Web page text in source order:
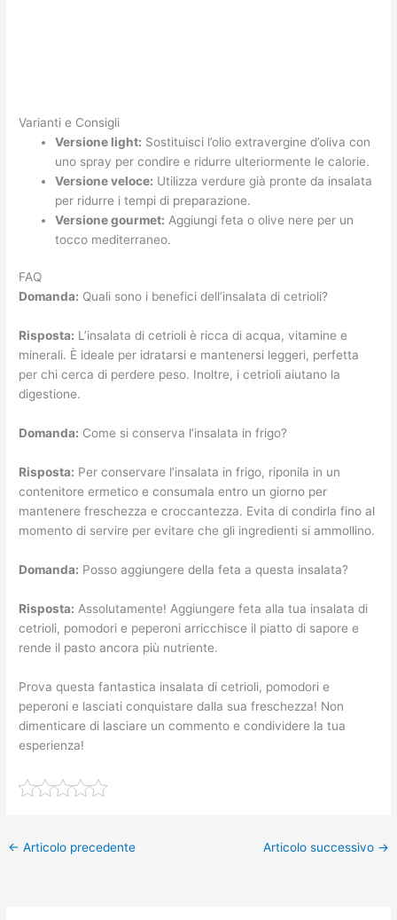
Varianti e Consigli
Versione light: Sostituisci l’olio extravergine d’oliva con
uno spray per condire e ridurre ulteriormente le calorie.
Versione veloce: Utilizza verdure già pronte da insalata
per ridurre i tempi di preparazione.
Versione gourmet: Aggiungi feta o olive nere per un
tocco mediterraneo.
FAQ
Domanda: Quali sono i benefici dell’insalata di cetrioli?
Risposta: L’insalata di cetrioli è ricca di acqua, vitamine e
minerali. È ideale per idratarsi e mantenersi leggeri, perfetta
per chi cerca di perdere peso. Inoltre, i cetrioli aiutano la
digestione.
Domanda: Come si conserva l’insalata in frigo?
Risposta: Per conservare l’insalata in frigo, riponila in un
contenitore ermetico e consumala entro un giorno per
mantenere freschezza e croccantezza. Evita di condirla fino al
momento di servire per evitare che gli ingredienti si ammollino.
Domanda: Posso aggiungere della feta a questa insalata?
Risposta: Assolutamente! Aggiungere feta alla tua insalata di
cetrioli, pomodori e peperoni arricchisce il piatto di sapore e
rende il pasto ancora più nutriente.
Prova questa fantastica insalata di cetrioli, pomodori e
peperoni e lasciati conquistare dalla sua freschezza! Non
dimenticare di lasciare un commento e condividere la tua
esperienza!
← Articolo precedente Articolo successivo →